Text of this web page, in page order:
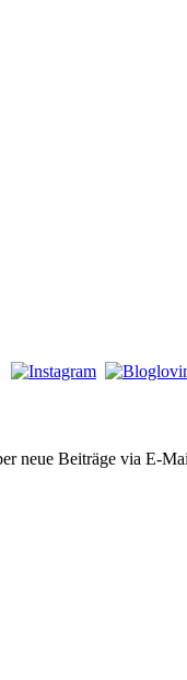
neue Beiträge via E-